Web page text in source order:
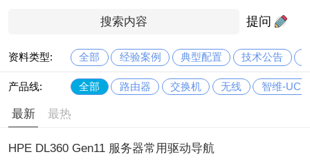
提问
资料类型: 全部 经验案例 典型配置 技术公告
产品线: 全部 路由器 交换机 无线 智维-UC
最新 最热
HPE DL360 Gen11 服务器常用驱动导航